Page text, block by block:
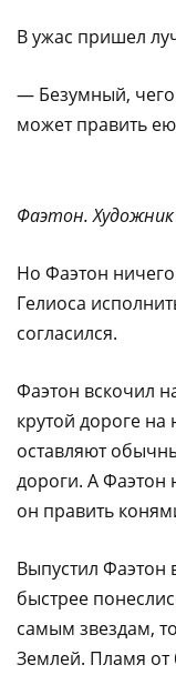
В ужас пришел
— Безумный,
может править
Фаэтон.
Но Фаэтон
Гелиоса
согласился.
Фаэтон вскочил
крутой дороге
оставляют
дороги. А Фаэтон
он править
Выпустил
быстрее
самым звездам,
Землей. Пламя от